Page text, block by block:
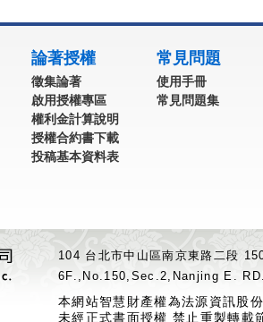
論著授權
徵集論著
啟用授權專區
權利金計算說明
授權合約書下載
投稿基本資料表
常見問題
使用手冊
常見問題集
104 台北市中山區南京東路二段
6F.,No.150,Sec.2,Nanjing E.
本網站智慧財產權為法源資訊股
未經正式書面授權 禁止重製轉載